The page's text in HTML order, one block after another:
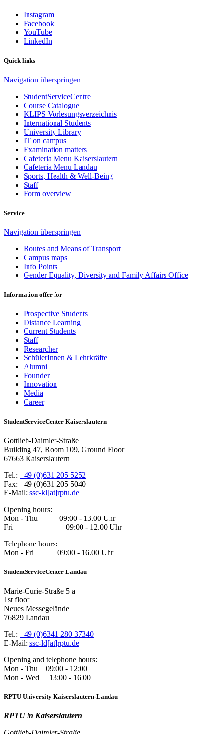
Instagram
Facebook
YouTube
LinkedIn
Quick links
Navigation überspringen
StudentServiceCentre
Course Catalogue
KLIPS Vorlesungsverzeichnis
International Students
University Library
IT on campus
Examination matters
Cafeteria Menu Kaiserslautern
Cafeteria Menu Landau
Sports, Health & Well-Being
Staff
Form overview
Service
Navigation überspringen
Routes and Means of Transport
Campus maps
Info Points
Gender Equality, Diversity and Family Affairs Office
Information offer for
Prospective Students
Distance Learning
Current Students
Staff
Researcher
SchülerInnen & Lehrkräfte
Alumni
Founder
Innovation
Media
Career
StudentServiceCenter Kaiserslautern
Gottlieb-Daimler-Straße
Building 47, Room 109, Ground Floor
67663 Kaiserslautern
Tel.: +49 (0)631 205 5252
Fax: +49 (0)631 205 5040
E-Mail: ssc-kl[at]rptu.de
Opening hours:
Mon - Thu 09:00 - 13.00 Uhr
Fri 09:00 - 12.00 Uhr
Telephone hours:
Mon - Fri 09:00 - 16.00 Uhr
StudentServiceCenter Landau
Marie-Curie-Straße 5 a
1st floor
Neues Messegelände
76829 Landau
Tel.: +49 (0)6341 280 37340
E-Mail: ssc-ld[at]rptu.de
Opening and telephone hours:
Mon - Thu 09:00 - 12:00
Mon - Wed 13:00 - 16:00
RPTU University Kaiserslautern-Landau
RPTU in Kaiserslautern